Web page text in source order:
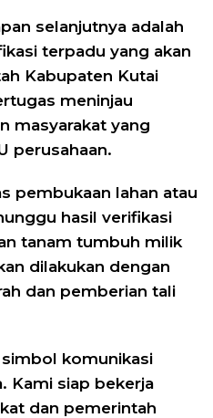
selanjutnya adalah
terpadu yang akan
Kabupaten Kutai
meninjau
masyarakat yang
perusahaan.
pembukaan lahan atau
hasil verifikasi
tanam tumbuh milik
dilakukan dengan
dan pemberian tali
komunikasi
Kami siap bekerja
dan pemerintah